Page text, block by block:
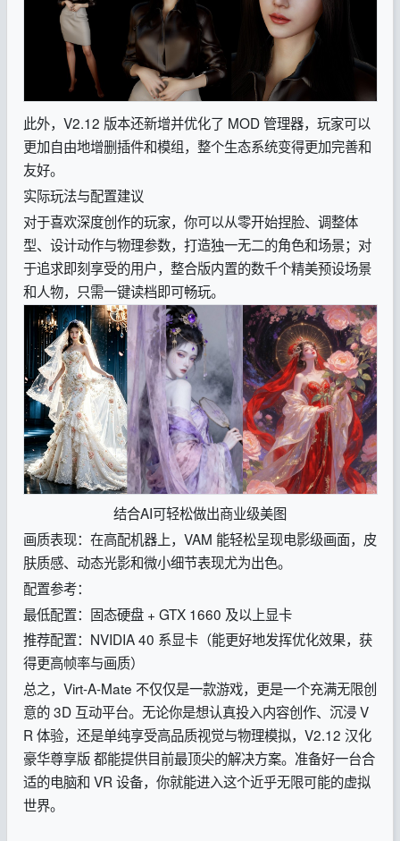
此外，V2.12 版本还新增并优化了 MOD 管理器，玩家可以
更加自由地增删插件和模组，整个生态系统变得更加完善和
友好。
实际玩法与配置建议
对于喜欢深度创作的玩家，你可以从零开始捏脸、调整体
型、设计动作与物理参数，打造独一无二的角色和场景；对
于追求即刻享受的用户，整合版内置的数千个精美预设场景
和人物，只需一键读档即可畅玩。
结合AI可轻松做出商业级美图
画质表现：在高配机器上，VAM 能轻松呈现电影级画面，皮
肤质感、动态光影和微小细节表现尤为出色。
配置参考：
最低配置：固态硬盘 + GTX 1660 及以上显卡
推荐配置：NVIDIA 40 系显卡（能更好地发挥优化效果，获
得更高帧率与画质）
总之，Virt-A-Mate 不仅仅是一款游戏，更是一个充满无限创
意的 3D 互动平台。无论你是想认真投入内容创作、沉浸 V
R 体验，还是单纯享受高品质视觉与物理模拟，V2.12 汉化
豪华尊享版 都能提供目前最顶尖的解决方案。准备好一台合
适的电脑和 VR 设备，你就能进入这个近乎无限可能的虚拟
世界。